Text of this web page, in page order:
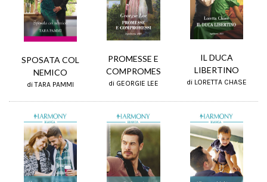
SPOSATA COL
NEMICO
di TARA PAMMI
PROMESSE E
COMPROMES
di GEORGIE LEE
IL DUCA
LIBERTINO
di LORETTA CHASE